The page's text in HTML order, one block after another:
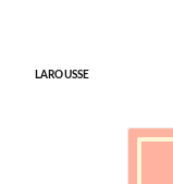
LAROUSSE